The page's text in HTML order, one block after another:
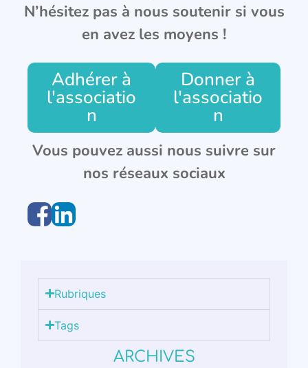
N’hésitez pas à nous soutenir si vous
en avez les moyens !
Adhérer à
l'associatio
n
Donner à
l'associatio
n
Vous pouvez aussi nous suivre sur
nos réseaux sociaux
Rubriques
Tags
ARCHIVES